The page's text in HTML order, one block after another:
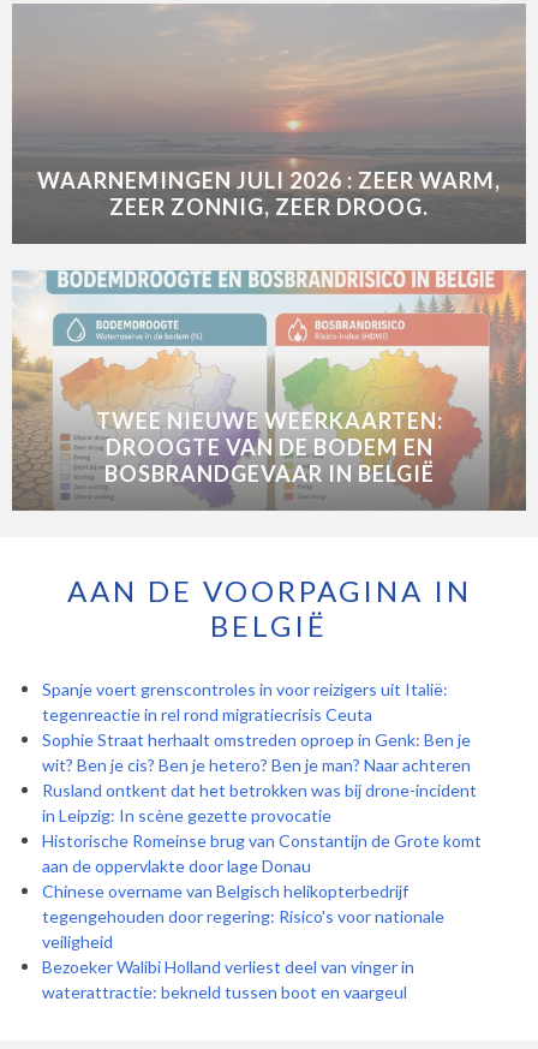
WAARNEMINGEN JULI 2026 : ZEER WARM,
ZEER ZONNIG, ZEER DROOG.
TWEE NIEUWE WEERKAARTEN:
DROOGTE VAN DE BODEM EN
BOSBRANDGEVAAR IN BELGIË
AAN DE VOORPAGINA IN
BELGIË
Spanje voert grenscontroles in voor reizigers uit Italië:
tegenreactie in rel rond migratiecrisis Ceuta
Sophie Straat herhaalt omstreden oproep in Genk: Ben je
wit? Ben je cis? Ben je hetero? Ben je man? Naar achteren
Rusland ontkent dat het betrokken was bij drone-incident
in Leipzig: In scène gezette provocatie
Historische Romeinse brug van Constantijn de Grote komt
aan de oppervlakte door lage Donau
Chinese overname van Belgisch helikopterbedrijf
tegengehouden door regering: Risico's voor nationale
veiligheid
Bezoeker Walibi Holland verliest deel van vinger in
waterattractie: bekneld tussen boot en vaargeul